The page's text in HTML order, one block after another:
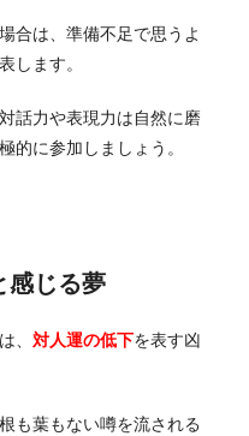
合は、準備不足で思うよ
します。
話力や表現力は自然に磨
的に参加しましょう。
感じる夢
、 対人運の低下を表す凶
も葉もない噂を流される